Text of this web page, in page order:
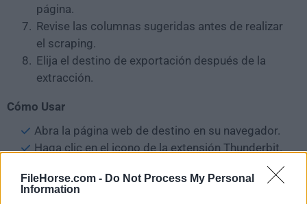
FileHorse.com - Do Not Process My Personal
Information
página.
Revise las columnas sugeridas antes de realizar
el scraping.
Elija el destino de exportación después de la
extracción.
Cómo Usar
Abra la página web de destino en su navegador.
Haga clic en el icono de la extensión Thunderbit.
Elija sugerencias de campos de IA o escriba qué
datos desea.